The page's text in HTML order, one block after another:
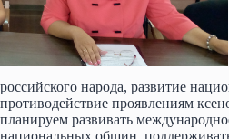
российского народа, развитие
противодействие проявлениям
планируем развивать
национальных общин,